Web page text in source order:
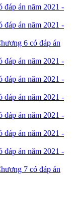
đáp án năm 2021 -
đáp án năm 2021 -
6 có đáp án
đáp án năm 2021 -
đáp án năm 2021 -
đáp án năm 2021 -
đáp án năm 2021 -
đáp án năm 2021 -
đáp án năm 2021 -
7 có đáp án